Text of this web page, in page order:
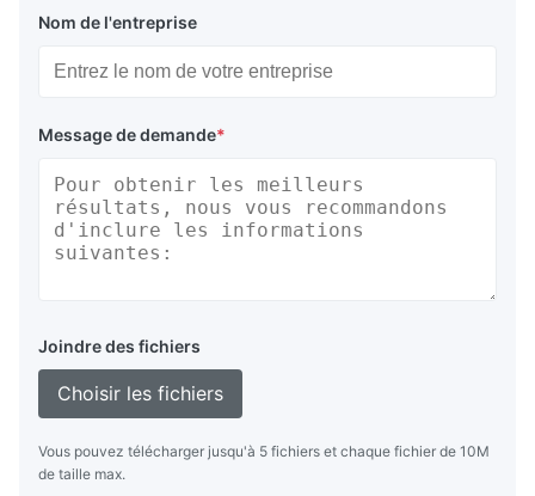
Nom de l'entreprise
Message de demande*
Joindre des fichiers
Choisir les fichiers
Vous pouvez télécharger jusqu'à 5 fichiers et chaque fichier de 10M
de taille max.